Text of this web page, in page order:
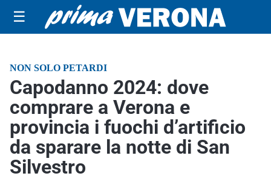
☰
NON SOLO PETARDI
Capodanno 2024: dove
comprare a Verona e
provincia i fuochi d’artificio
da sparare la notte di San
Silvestro